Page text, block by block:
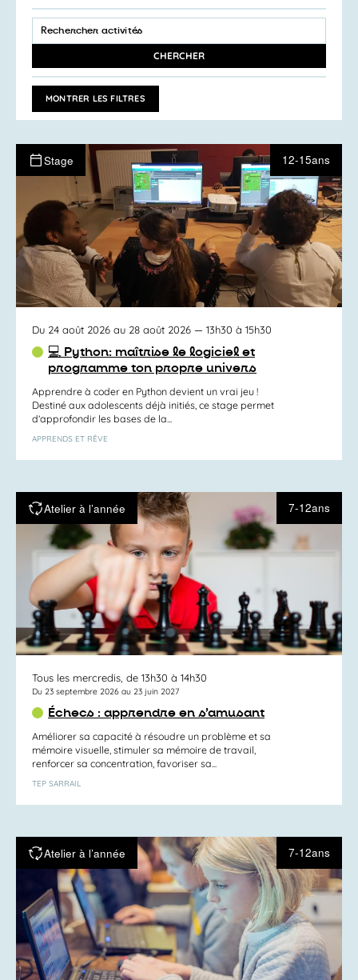
LA
DATE
Recherche
et
de
vues
Activités
SAISIR
MOT-
ACTIVITÉS
MOT-
CLÉ.
CHERCHER
MONTRER LES FILTRES
Stage 12-15ans
Du 24 août 2026 au 28 août 2026 — 13h30 à 15h30
💻 Python: maîtrise le logiciel et
programme ton propre univers
Apprendre à coder en Python devient un vrai jeu !
Destiné aux adolescents déjà initiés, ce stage permet
d’approfondir les bases de la...
APPRENDS ET RÊVE
Atelier à l’année 7-12ans
Tous les mercredis, de 13h30 à 14h30
Du 23 septembre 2026 au 23 juin 2027
Échecs : apprendre en s’amusant
Améliorer sa capacité à résoudre un problème et sa
mémoire visuelle, stimuler sa mémoire de travail,
renforcer sa concentration, favoriser sa...
TEP SARRAIL
Atelier à l’année 7-12ans